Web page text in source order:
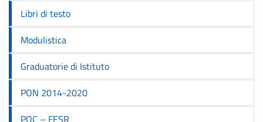
Libri di testo
Modulistica
Graduatorie di Istituto
PON 2014-2020
POC – FESR